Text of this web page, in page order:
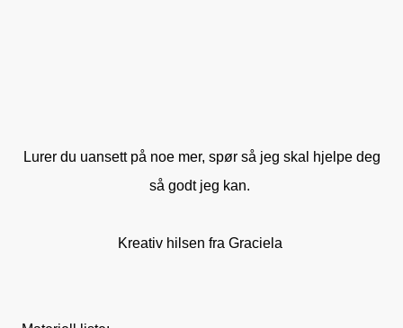
Lurer du uansett på noe mer, spør så jeg skal hjelpe deg
så godt jeg kan.
Kreativ hilsen fra Graciela